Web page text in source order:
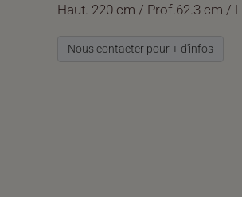
Haut. 220 cm / Prof.62.3 cm /
Nous contacter pour + d'infos